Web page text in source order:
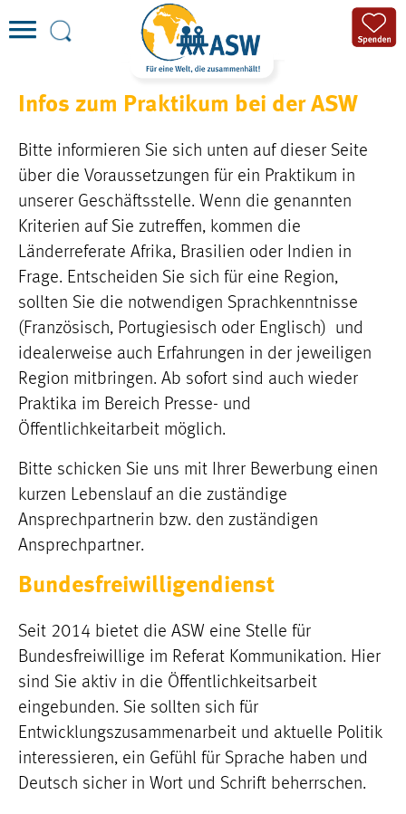
Infos zum Praktikum bei der ASW
Bitte informieren Sie sich unten auf dieser Seite
über die Voraussetzungen für ein Praktikum in
unserer Geschäftsstelle. Wenn die genannten
Kriterien auf Sie zutreffen, kommen die
Länderreferate Afrika, Brasilien oder Indien in
Frage. Entscheiden Sie sich für eine Region,
sollten Sie die notwendigen Sprachkenntnisse
(Französisch, Portugiesisch oder Englisch) und
idealerweise auch Erfahrungen in der jeweiligen
Region mitbringen. Ab sofort sind auch wieder
Praktika im Bereich Presse- und
Öffentlichkeitarbeit möglich.
Bitte schicken Sie uns mit Ihrer Bewerbung einen
kurzen Lebenslauf an die zuständige
Ansprechpartnerin bzw. den zuständigen
Ansprechpartner.
Bundesfreiwilligendienst
Seit 2014 bietet die ASW eine Stelle für
Bundesfreiwillige im Referat Kommunikation. Hier
sind Sie aktiv in die Öffentlichkeitsarbeit
eingebunden. Sie sollten sich für
Entwicklungszusammenarbeit und aktuelle Politik
interessieren, ein Gefühl für Sprache haben und
Deutsch sicher in Wort und Schrift beherrschen.